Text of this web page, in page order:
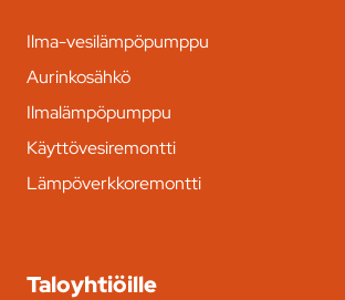
Ilma-vesilämpöpumppu
Aurinkosähkö
Ilmalämpöpumppu
Käyttövesiremontti
Lämpöverkkoremontti
Taloyhtiöille